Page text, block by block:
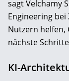
sagt Velchamy
Engineering
Nutzern helfen,
nächste
KI-